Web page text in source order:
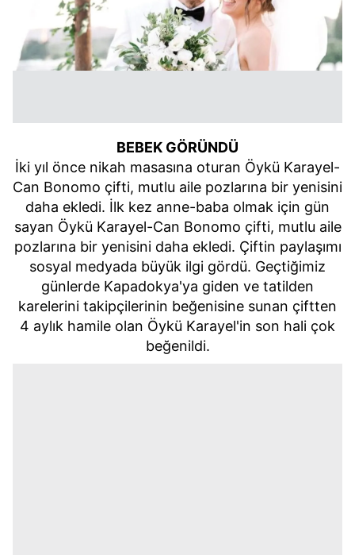
BEBEK GÖRÜNDÜ
İki yıl önce nikah masasına oturan Öykü Karayel-
Can Bonomo çifti, mutlu aile pozlarına bir yenisini
daha ekledi. İlk kez anne-baba olmak için gün
sayan Öykü Karayel-Can Bonomo çifti, mutlu aile
pozlarına bir yenisini daha ekledi. Çiftin paylaşımı
sosyal medyada büyük ilgi gördü. Geçtiğimiz
günlerde Kapadokya'ya giden ve tatilden
karelerini takipçilerinin beğenisine sunan çiftten
4 aylık hamile olan Öykü Karayel'in son hali çok
beğenildi.